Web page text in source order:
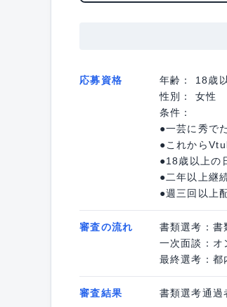
応募資格
年齢： 18歳
性別： 女性
条件：
●一芸に秀で
●これから
●18歳以上の
●二年以上継
●週三回以上
審査の流れ
書類選考：書
一次面談：オ
最終選考：都
審査結果 書類選考通過